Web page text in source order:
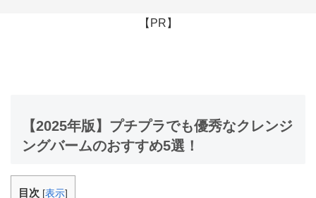
【PR】
【2025年版】プチプラでも優秀なクレンジ
ングバームのおすすめ5選！
目次 [表示]